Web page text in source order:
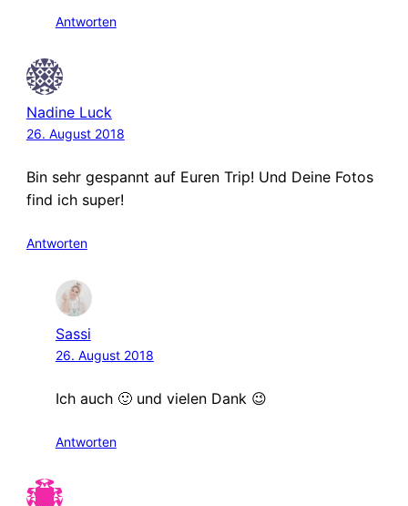
Antworten
Nadine Luck
26. August 2018
Bin sehr gespannt auf Euren Trip! Und Deine Fotos
find ich super!
Antworten
Sassi
26. August 2018
Ich auch 🙂 und vielen Dank 😉
Antworten